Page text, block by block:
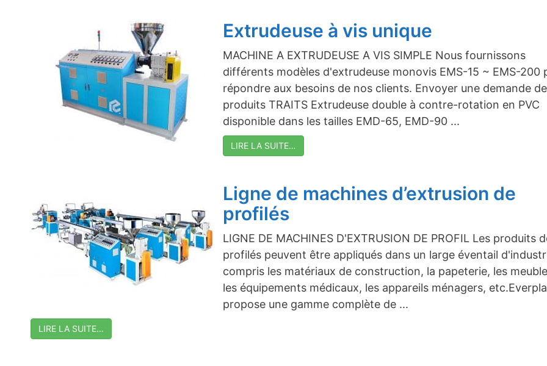
Extrudeuse à vis unique
MACHINE A EXTRUDEUSE A VIS SIMPLE Nous fournissons
différents modèles d'extrudeuse monovis EMS-15 ~ EMS-200
répondre aux besoins de nos clients. Envoyer une demande de
produits TRAITS Extrudeuse double à contre-rotation en PVC
disponible dans les tailles EMD-65, EMD-90 ...
LIRE LA SUITE…
Ligne de machines d’extrusion de
profilés
LIGNE DE MACHINES D'EXTRUSION DE PROFIL Les produits
profilés peuvent être appliqués dans un large éventail
compris les matériaux de construction, la papeterie, les
les équipements médicaux, les appareils ménagers,
propose une gamme complète de ...
LIRE LA SUITE…